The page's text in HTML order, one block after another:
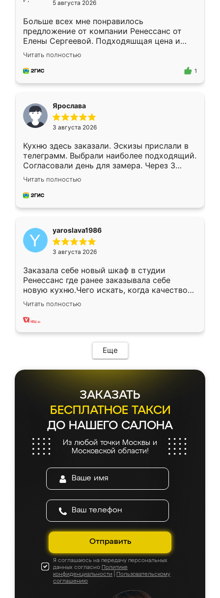
5 августа 2026
Больше всех мне понравилось
предложение от компании Ренессанс от
Елены Сергеевой. Подходяшщая цена и
короткие сроки изготовления. Приехавший
для замера сотрудник Владислав
предложил по моему эскизу самый
Читать полностью
1
Ярослава
3 августа 2026
Кухню здесь заказали. Эскизы прислали в
телеграмм. Выбрали наиболее подходящий.
Согласовали день для замера. Через 3
недели кухня была уже готова. Остались
довольны работой. Спасибо Ренессанс
мебель за качественную работу!
Читать полностью
yaroslava1986
3 августа 2026
Заказала себе новый шкаф в студии
Ренессанс где ранее заказывала себе
новую кухню.Чего искать, когда качеством
вполне довольна. Служит кухня уже почти
два года, нареканий нет.
Читать полностью
Еще
ЗАКАЗАТЬ
БЕСПЛАТНОЕ ТАКСИ
ДО НАШЕГО САЛОНА
Из любой точки Москвы и
Московской области!
Отправить
Я соглашаюсь на передачу персональных
данных согласно Политике
конфиденциальности
Пользовательскому
соглашению